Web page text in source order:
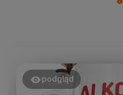
podgląd